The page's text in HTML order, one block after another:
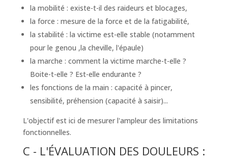
la mobilité : existe-t-il des raideurs et blocages,
la force : mesure de la force et de la fatigabilité,
la stabilité : la victime est-elle stable (notamment
pour le genou ,la cheville, l'épaule)
la marche : comment la victime marche-t-elle ?
Boite-t-elle ? Est-elle endurante ?
les fonctions de la main : capacité à pincer,
sensibilité, préhension (capacité à saisir)...
L'objectif est ici de mesurer l'ampleur des limitations
fonctionnelles.
C - L'ÉVALUATION DES DOULEURS :